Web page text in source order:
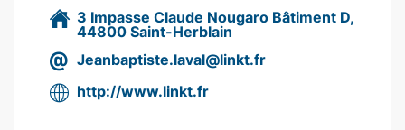
3 Impasse Claude Nougaro Bâtiment D,
44800 Saint-Herblain
Jeanbaptiste.laval@linkt.fr
http://www.linkt.fr